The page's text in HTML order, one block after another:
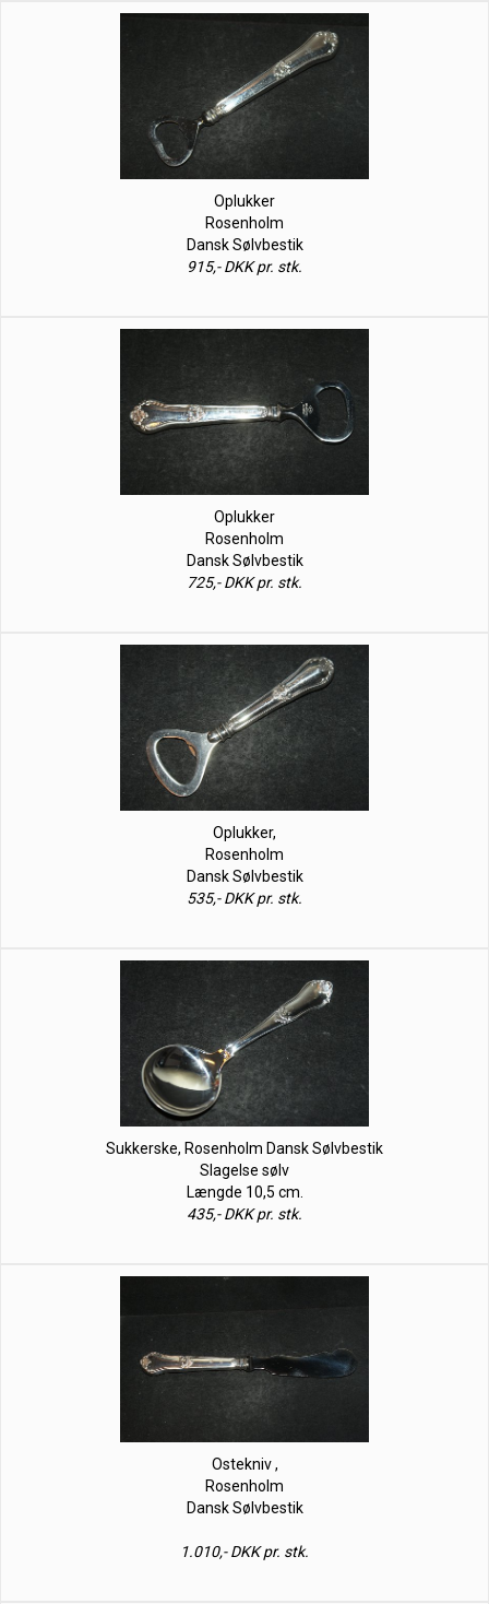
Oplukker
Rosenholm
Dansk Sølvbestik
915,- DKK pr. stk.
Oplukker
Rosenholm
Dansk Sølvbestik
725,- DKK pr. stk.
Oplukker,
Rosenholm
Dansk Sølvbestik
535,- DKK pr. stk.
Sukkerske, Rosenholm Dansk Sølvbestik
Slagelse sølv
Længde 10,5 cm.
435,- DKK pr. stk.
Ostekniv ,
Rosenholm
Dansk Sølvbestik
1.010,- DKK pr. stk.